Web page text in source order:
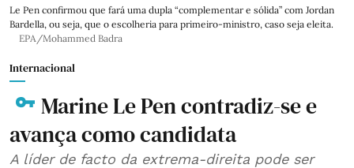
Le Pen confirmou que fará uma dupla “complementar e sólida” com Jordan
Bardella, ou seja, que o escolheria para primeiro-ministro, caso seja eleita.
EPA/Mohammed Badra
Internacional
Marine Le Pen contradiz-se e
avança como candidata
A líder de facto da extrema-direita pode ser